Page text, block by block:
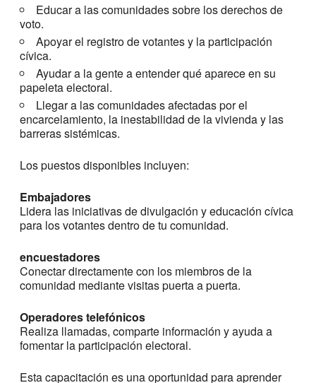
Educar a las comunidades sobre los derechos de
voto.
Apoyar el registro de votantes y la participación
cívica.
Ayudar a la gente a entender qué aparece en su
papeleta electoral.
Llegar a las comunidades afectadas por el
encarcelamiento, la inestabilidad de la vivienda y las
barreras sistémicas.
Los puestos disponibles incluyen:
Embajadores
Lidera las iniciativas de divulgación y educación cívica
para los votantes dentro de tu comunidad.
encuestadores
Conectar directamente con los miembros de la
comunidad mediante visitas puerta a puerta.
Operadores telefónicos
Realiza llamadas, comparte información y ayuda a
fomentar la participación electoral.
Esta capacitación es una oportunidad para aprender